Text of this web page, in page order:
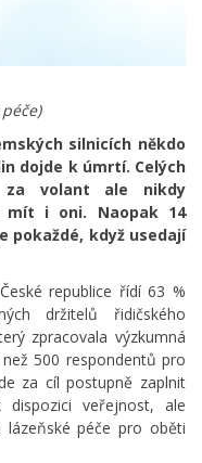
silnicích někdo
dojde k úmrtí. Celých
volant ale nikdy
mít i oni. Naopak 14
pokaždé, když usedají
republice řídí 63 %
držitelů řidičského
zpracovala výzkumná
500 respondentů pro
za cíl postupně zaplnit
veřejnost, ale
péče pro oběti